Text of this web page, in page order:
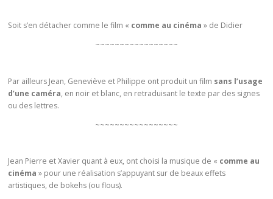
Soit s’en détacher comme le film « comme au cinéma » de Didier
~~~~~~~~~~~~~~~~~
Par ailleurs Jean, Geneviève et Philippe ont produit un film sans l’usage
d’une caméra, en noir et blanc, en retraduisant le texte par des signes
ou des lettres.
~~~~~~~~~~~~~~~~~
Jean Pierre et Xavier quant à eux, ont choisi la musique de « comme au
cinéma » pour une réalisation s’appuyant sur de beaux effets
artistiques, de bokehs (ou flous).